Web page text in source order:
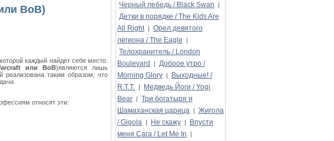
ВоВ)
каждый найдет себе место.
или ВоВ)являются лишь
реализована таким образом, что
относят эти:
Черный лебедь / Black Swan |
Детки в порядке / The Kids Are
All Right | Орел девятого
легиона / The Eagle
|
Телохранитель / London
Boulevard
| Доброе утро /
Morning Glory |
Выходные! /
R.T.T. |
Медведь Йоги / Yogi
Bear | Три богатыря и
Шамаханская царица | Жигола
/ Gigola | Не скажу |
Впусти
меня Сага / Let Me In
|